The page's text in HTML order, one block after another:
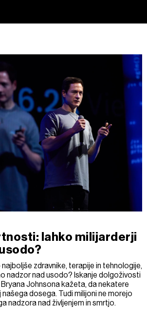
lahko milijarderji
zdravnike, terapije in tehnologije,
nadzor nad usodo? Iskanje dolgoživosti
Johnsona kažeta, da nekatere
dosega. Tudi milijoni ne morejo
nadzora nad življenjem in smrtjo.